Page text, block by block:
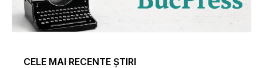
CELE MAI RECENTE ȘTIRI